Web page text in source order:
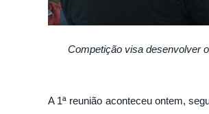
Competição visa desenvolver
A 1ª reunião aconteceu ontem,